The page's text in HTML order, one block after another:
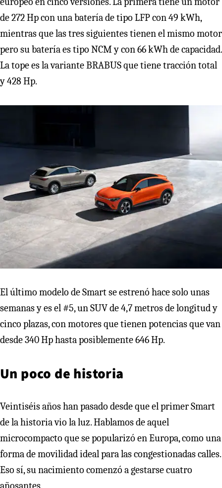
de 272 Hp con una batería de tipo LFP con 49 kWh,
mientras que las tres siguientes tienen el mismo motor
pero su batería es tipo NCM y con 66 kWh de capacidad.
La tope es la variante BRABUS que tiene tracción total
y 428 Hp.
El último modelo de Smart se estrenó hace solo unas
semanas y es el #5, un SUV de 4,7 metros de longitud y
cinco plazas, con motores que tienen potencias que van
desde 340 Hp hasta posiblemente 646 Hp.
Un poco de historia
Veintiséis años han pasado desde que el primer Smart
de la historia vio la luz. Hablamos de aquel
microcompacto que se popularizó en Europa, como una
forma de movilidad ideal para las congestionadas calles.
Eso sí, su nacimiento comenzó a gestarse cuatro